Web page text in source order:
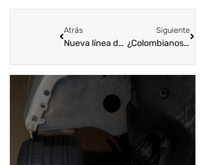
Atrás
Nueva línea de parlantes Serie PRO de Pioneer
Siguiente
¿Colombianos están menos interesados en adquirir carro nuevo? Intención de compra cayó 54%